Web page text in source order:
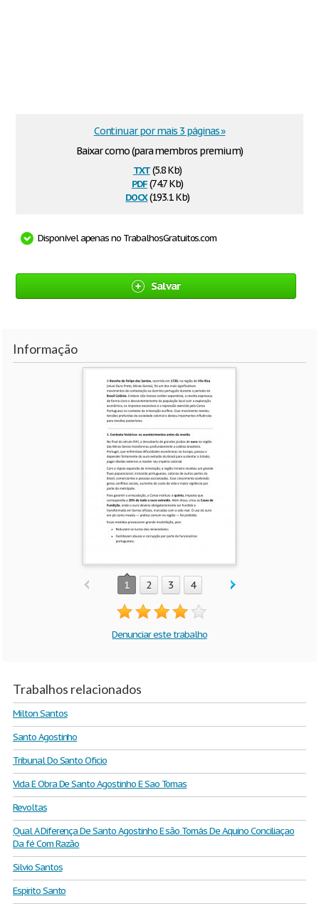
Baixar como (para membros premium)
txt(5.8 Kb)
pdf(74.7 Kb)
docx(193.1 Kb)
Continuar por mais 3 páginas »
Disponível apenas no TrabalhosGratuitos.com
Salvar
Informação
1 2 3 4
Denunciar este trabalho
Trabalhos relacionados
Milton Santos
Santo Agostinho
Tribunal Do Santo Oficio
Vida E Obra De Santo Agostinho E Sao Tomas
Revoltas
Qual A Diferença De Santo Agostinho E são Tomás De Aquino Conciliaçao
Da fé Com Razão
Silvio Santos
Espirito Santo